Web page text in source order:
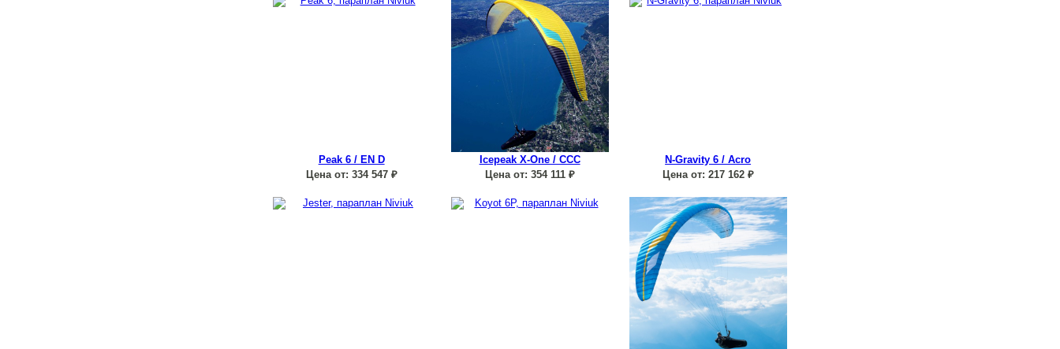
Peak 6 / EN D
Цена от: 334 547₽
Icepeak X-One / CCC
Цена от: 354 111₽
N-Gravity 6 / Acro
Цена от: 217 162₽